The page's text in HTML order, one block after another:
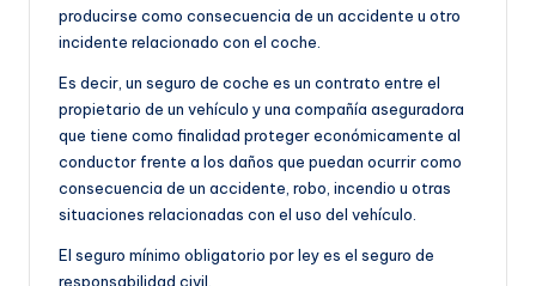
producirse como consecuencia de un accidente u otro
incidente relacionado con el coche.
Es decir, un seguro de coche es un contrato entre el
propietario de un vehículo y una compañía aseguradora
que tiene como finalidad proteger económicamente al
conductor frente a los daños que puedan ocurrir como
consecuencia de un accidente, robo, incendio u otras
situaciones relacionadas con el uso del vehículo.
El seguro mínimo obligatorio por ley es el seguro de
responsabilidad civil.